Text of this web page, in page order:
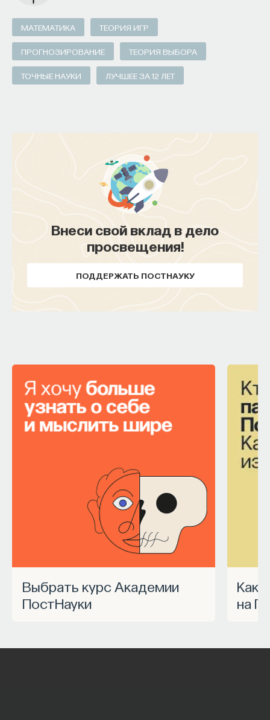
МАТЕМАТИКА ТЕОРИЯ ИГР
ПРОГНОЗИРОВАНИЕ ТЕОРИЯ ВЫБОРА
ТОЧНЫЕ НАУКИ ЛУЧШЕЕ ЗА 12 ЛЕТ
Внеси свой вклад в дело
просвещения!
ПОДДЕРЖАТЬ ПОСТНАУКУ
Выбрать курс Академии
ПостНауки
Как запустить спецпроект
на